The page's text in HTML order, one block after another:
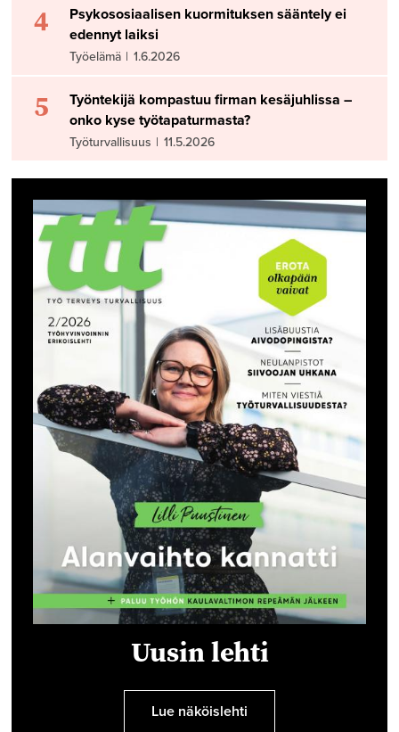
4
Psykososiaalisen kuormituksen sääntely ei
edennyt laiksi
Työelämä | 1.6.2026
5
Työntekijä kompastuu firman kesäjuhlissa –
onko kyse työtapaturmasta?
Työturvallisuus | 11.5.2026
Uusin lehti
Lue näköislehti